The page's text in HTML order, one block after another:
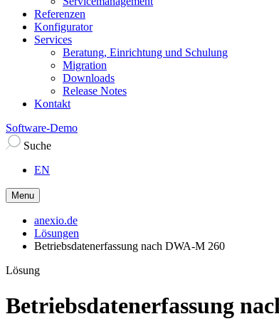
Referenzen
Konfigurator
Services
Beratung, Einrichtung und Schulung
Migration
Downloads
Release Notes
Kontakt
Software-Demo
Suche
EN
Menu
anexio.de
Lösungen
Betriebsdatenerfassung nach DWA-M 260
Lösung
Betriebsdatenerfassung